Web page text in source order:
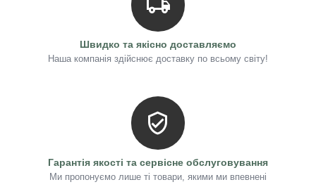
Швидко та якісно доставляємо
Наша компанія здійснює доставку по всьому світу!
Гарантія якості та сервісне обслуговування
Ми пропонуємо лише ті товари, якими ми впевнені